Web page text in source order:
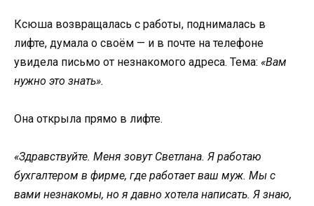
Ксюша возвращалась с работы, поднималась в
лифте, думала о своём — и в почте на телефоне
увидела письмо от незнакомого адреса. Тема: «Вам
нужно это знать».
Она открыла прямо в лифте.
«Здравствуйте. Меня зовут Светлана. Я работаю
бухгалтером в фирме, где работает ваш муж. Мы с
вами незнакомы, но я давно хотела написать. Я знаю,